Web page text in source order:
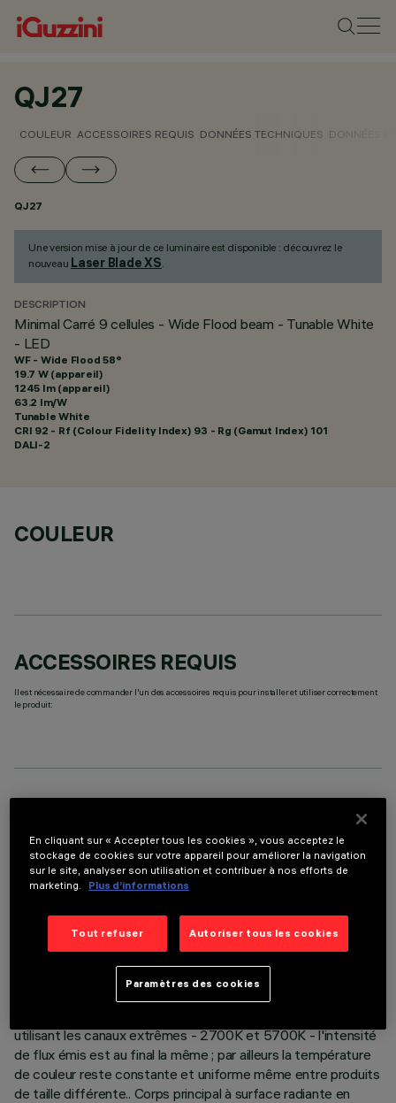
QJ27
COULEUR ACCESSOIRES REQUIS DONNÉES TECHNIQUES DONNÉES
QJ27
Une version mise à jour de ce luminaire est disponible : découvrez le
nouveau Laser Blade XS.
DESCRIPTION
Minimal Carré 9 cellules - Wide Flood beam - Tunable White
- LED
WF - Wide Flood 58°
19.7 W (appareil)
1245 lm (appareil)
63.2 lm/W
Tunable White
CRI 92 - Rf (Colour Fidelity Index) 93 - Rg (Gamut Index) 101
DALI-2
COULEUR
ACCESSOIRES REQUIS
Il est nécessaire de commander l'un des accessoires requis pour installer et utiliser correctement
le produit:
DERNIÈRE MISE À JOUR: 06/08/2026
DESCRIPTION
Appareil miniaturisé encastrable carré Minimal à 9 éléments
optiques L'utilisation de sources LED à indice de rendu de
couleur élevé avec une température de couleur différente
permet d'obtenir une modulation dynamique de la lumière. La
variation est obtenue en mélangeant l'émission de 5 LED
utilisant les canaux extrêmes - 2700K et 5700K - l'intensité
de flux émis est au final la même ; par ailleurs la température
de couleur reste constante et uniforme même entre produits
de taille différente.. Corps principal à surface radiante en
En cliquant sur « Accepter tous les cookies », vous acceptez le
stockage de cookies sur votre appareil pour améliorer la navigation
sur le site, analyser son utilisation et contribuer à nos efforts de
marketing.
Plus d’informations
Tout refuser Autoriser tous les cookies
Paramètres des cookies